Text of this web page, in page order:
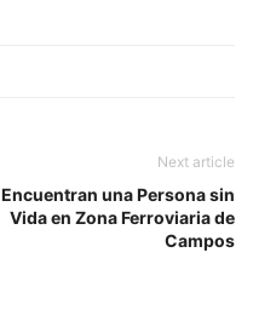
Next article
Encuentran una Persona sin
Vida en Zona Ferroviaria de
Campos